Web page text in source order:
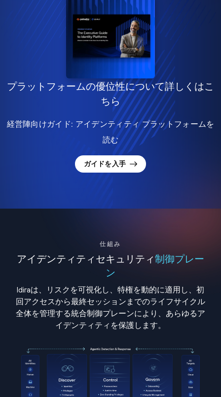
プラットフォームの優位性について詳しくはこ
ちら
経営陣向けガイド: アイデンティティ プラットフォームを
読む
ガイドを入手
仕組み
アイデンティティセキュリティ制御プレー
ン
Idiraは、リスクを可視化し、特権を動的に適用し、初
回アクセスから最終セッションまでのライフサイクル
全体を管理する統合制御プレーンにより、あらゆるア
イデンティティを保護します。